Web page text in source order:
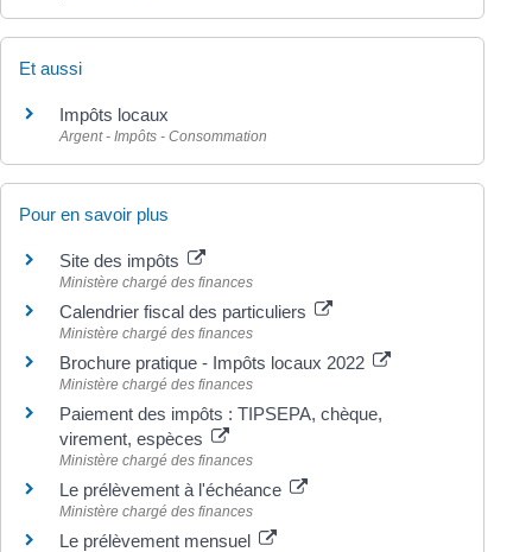
Et aussi
Impôts locaux
Argent - Impôts - Consommation
Pour en savoir plus
Site des impôts
Ministère chargé des finances
Calendrier fiscal des particuliers
Ministère chargé des finances
Brochure pratique - Impôts locaux 2022
Ministère chargé des finances
Paiement des impôts : TIPSEPA, chèque,
virement, espèces
Ministère chargé des finances
Le prélèvement à l'échéance
Ministère chargé des finances
Le prélèvement mensuel